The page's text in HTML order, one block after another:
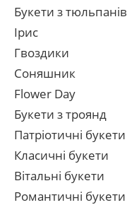
Букети з тюльпанів
Ірис
Гвоздики
Соняшник
Flower Day
Букети з троянд
Патріотичні букети
Класичні букети
Вітальні букети
Романтичні букети